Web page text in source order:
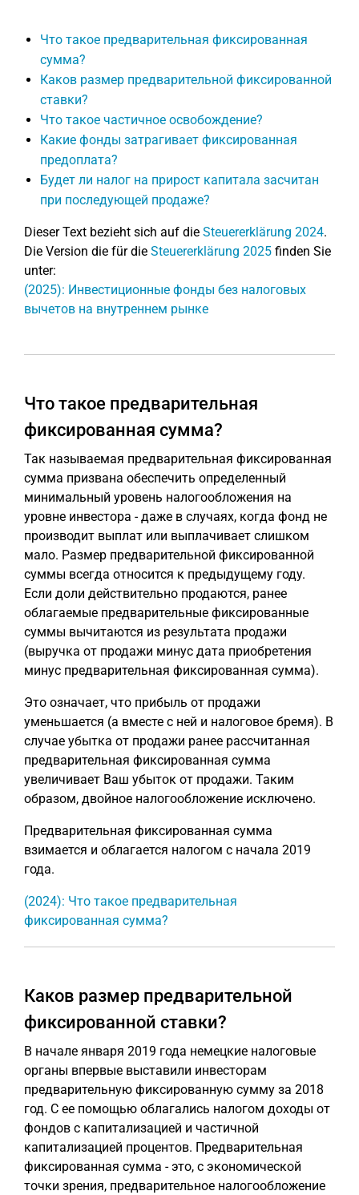
Что такое предварительная фиксированная
сумма?
Каков размер предварительной фиксированной
ставки?
Что такое частичное освобождение?
Какие фонды затрагивает фиксированная
предоплата?
Будет ли налог на прирост капитала засчитан
при последующей продаже?
Dieser Text bezieht sich auf die Steuererklärung 2024.
Die Version die für die Steuererklärung 2025 finden Sie
unter:
(2025): Инвестиционные фонды без налоговых
вычетов на внутреннем рынке
Что такое предварительная
фиксированная сумма?
Так называемая предварительная фиксированная
сумма призвана обеспечить определенный
минимальный уровень налогообложения на
уровне инвестора - даже в случаях, когда фонд не
производит выплат или выплачивает слишком
мало. Размер предварительной фиксированной
суммы всегда относится к предыдущему году.
Если доли действительно продаются, ранее
облагаемые предварительные фиксированные
суммы вычитаются из результата продажи
(выручка от продажи минус дата приобретения
минус предварительная фиксированная сумма).
Это означает, что прибыль от продажи
уменьшается (а вместе с ней и налоговое бремя). В
случае убытка от продажи ранее рассчитанная
предварительная фиксированная сумма
увеличивает Ваш убыток от продажи. Таким
образом, двойное налогообложение исключено.
Предварительная фиксированная сумма
взимается и облагается налогом с начала 2019
года.
(2024): Что такое предварительная
фиксированная сумма?
Каков размер предварительной
фиксированной ставки?
В начале января 2019 года немецкие налоговые
органы впервые выставили инвесторам
предварительную фиксированную сумму за 2018
год. С ее помощью облагались налогом доходы от
фондов с капитализацией и частичной
капитализацией процентов. Предварительная
фиксированная сумма - это, с экономической
точки зрения, предварительное налогообложение